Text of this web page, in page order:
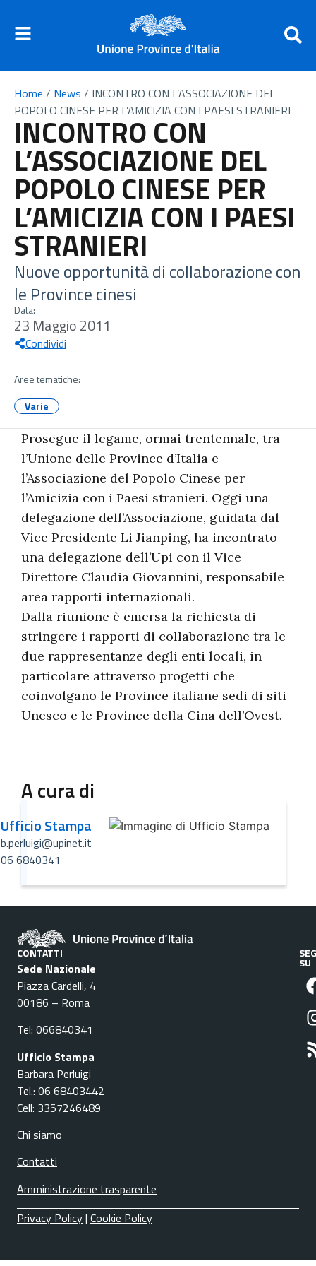
Home / News / INCONTRO CON L’ASSOCIAZIONE DEL
POPOLO CINESE PER L’AMICIZIA CON I PAESI STRANIERI
INCONTRO CON
L’ASSOCIAZIONE DEL
POPOLO CINESE PER
L’AMICIZIA CON I PAESI
STRANIERI
Nuove opportunità di collaborazione con
le Province cinesi
Data:
23 Maggio 2011
Condividi
Aree tematiche:
Varie
Prosegue il legame, ormai trentennale, tra
l’Unione delle Province d’Italia e
l’Associazione del Popolo Cinese per
l’Amicizia con i Paesi stranieri. Oggi una
delegazione dell’Associazione, guidata dal
Vice Presidente Li Jianping, ha incontrato
una delegazione dell’Upi con il Vice
Direttore Claudia Giovannini, responsabile
area rapporti internazionali.
Dalla riunione è emersa la richiesta di
stringere i rapporti di collaborazione tra le
due rappresentanze degli enti locali, in
particolare attraverso progetti che
coinvolgano le Province italiane sedi di siti
Unesco e le Province della Cina dell’Ovest.
A cura di
Ufficio Stampa
b.perluigi@upinet.it
06 6840341
CONTATTI
Sede Nazionale
Piazza Cardelli, 4
00186 – Roma
Tel: 066840341
Ufficio Stampa
Barbara Perluigi
Tel.: 06 68403442
Cell: 3357246489
Chi siamo
Contatti
Amministrazione trasparente
SU
Privacy Policy| Cookie Policy